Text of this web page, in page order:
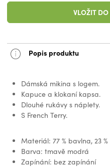
VLOŽIT
Popis produktu
Dámská mikina s logem.
Kapuce a klokaní kapsa.
Dlouhé rukávy s náplety.
S French Terry.
Materiál: 77 % bavlna, 23
Barva: tmavě modrá
Zapínání: bez zapínání